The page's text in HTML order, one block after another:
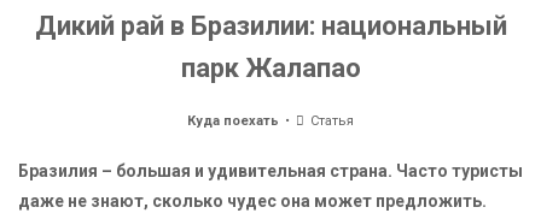
Дикий рай в Бразилии: национальный
парк Жалапао
Куда поехать Статья
Бразилия – большая и удивительная страна. Часто туристы
даже не знают, сколько чудес она может предложить.